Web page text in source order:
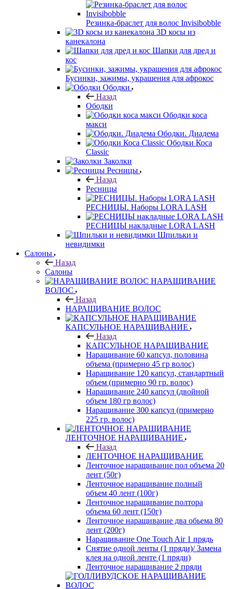
Резинка-браслет для волос Invisibobble
3D косы из
канекалона
Шапки для дред и
кос
Бусинки, зажимы, украшения для афрокос
Ободки
Назад
Ободки
Ободки коса
макси
Ободки. Диадема
Ободки Коса
Classic
Заколки
Ресницы
Назад
Ресницы
РЕСНИЦЫ. Наборы LORA LASH
РЕСНИЦЫ накладные LORA LASH
Шпильки и
невидимки
Салоны
Назад
Салоны
НАРАЩИВАНИЕ
ВОЛОС
Назад
НАРАЩИВАНИЕ ВОЛОС
КАПСУЛЬНОЕ НАРАЩИВАНИЕ
Назад
КАПСУЛЬНОЕ НАРАЩИВАНИЕ
Наращивание 60 капсул, половина
объема (примерно 45 гр волос)
Наращивание 120 капсул, стандартный
объем (примерно 90 гр. волос)
Наращивание 240 капсул (двойной
объем 180 гр волос)
Наращивание 300 капсул (примерно
225 гр. волос)
ЛЕНТОЧНОЕ НАРАЩИВАНИЕ
Назад
ЛЕНТОЧНОЕ НАРАЩИВАНИЕ
Ленточное наращивание пол объема 20
лент (50г)
Ленточное наращивание полный
объем 40 лент (100г)
Ленточное наращивание полтора
объема 60 лент (150г)
Ленточное наращивание два обьема 80
лент (200г)
Наращивание One Touch Air 1 прядь
Снятие одной ленты (1 пряди)/ Замена
клея на одной ленте (1 пряди)
Ленточное наращивание 2 пряди